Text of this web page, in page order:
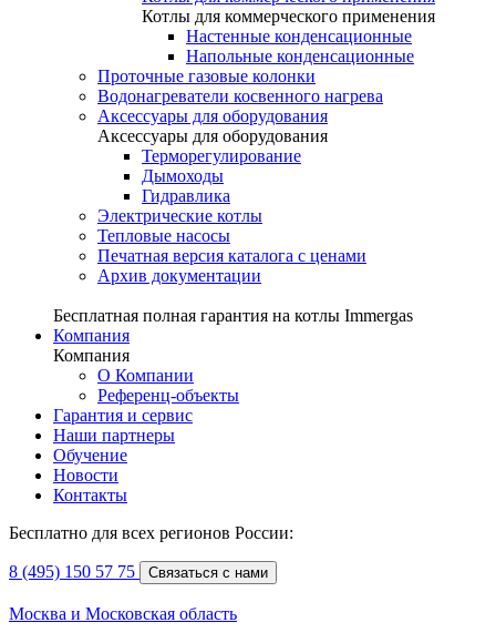
Котлы для коммерческого применения
Настенные конденсационные
Напольные конденсационные
Проточные газовые колонки
Водонагреватели косвенного нагрева
Аксессуары для оборудования
Аксессуары для оборудования
Терморегулирование
Дымоходы
Гидравлика
Электрические котлы
Тепловые насосы
Печатная версия каталога с ценами
Архив документации
Бесплатная полная гарантия на котлы Immergas
Компания
Компания
О Компании
Референц-объекты
Гарантия и сервис
Наши партнеры
Обучение
Новости
Контакты
Бесплатно для всех регионов России:
8 (495) 150 57 75 Связаться с нами
Москва и Московская область